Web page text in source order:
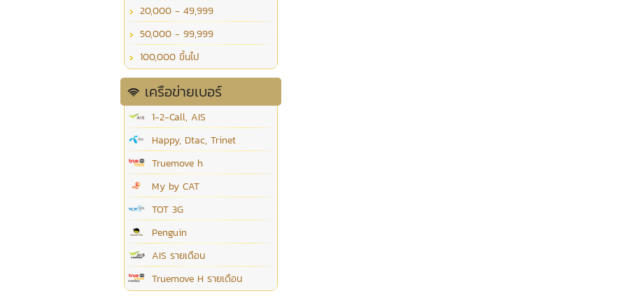
20,000 - 49,999
50,000 - 99,999
100,000 ขึ้นไป
เครือข่ายเบอร์
1-2-Call, AIS
Happy, Dtac, Trinet
Truemove h
My by CAT
TOT 3G
Penguin
AIS รายเดือน
Truemove H รายเดือน